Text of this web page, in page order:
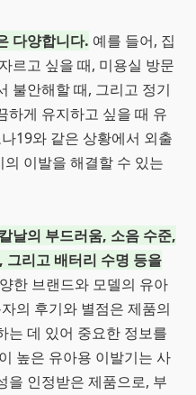
다양합니다. 예를 들어, 집
르고 싶을 때, 미용실 방문
불안해할 때, 그리고 정기
하게 유지하고 싶을 때 유
19와 같은 상황에서 외출
이발을 해결할 수 있는
날의 부드러움, 소음 수준,
리고 배터리 수명 등을
한 브랜드와 모델의 유아
의 후기와 별점은 제품의
는 데 있어 중요한 정보를
높은 유아용 이발기는 사
을 인정받은 제품으로, 부